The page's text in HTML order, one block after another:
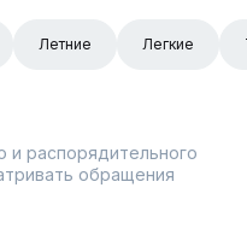
Летние Легкие
и распорядительного
обращения